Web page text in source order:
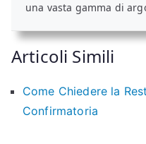
una vasta gamma di
Articoli Simili
Come Chiedere la
Confirmatoria